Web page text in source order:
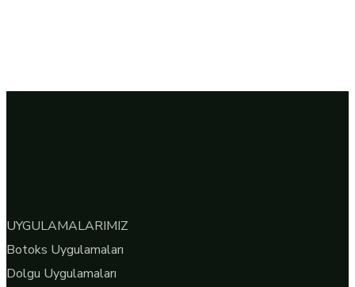
UYGULAMALARIMIZ
Botoks Uygulamaları
Dolgu Uygulamaları